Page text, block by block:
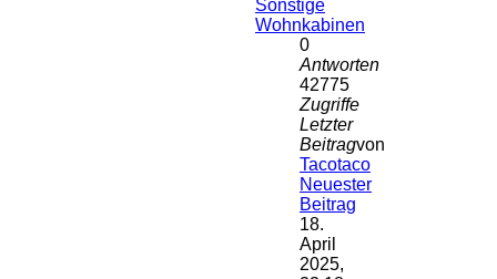
Sonstige
Wohnkabinen
0
Antworten
42775
Zugriffe
Letzter
Beitragvon
Tacotaco
Neuester
Beitrag
18.
April
2025,